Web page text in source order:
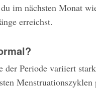
im nächsten Monat
erreichst.
der Periode variiert
Menstruationszyklen